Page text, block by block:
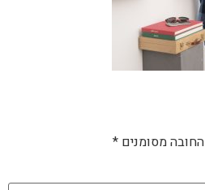
מסומנים *